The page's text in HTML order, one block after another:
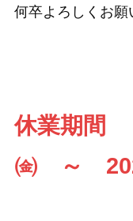
何卒よろしくお願
休業期間
㈮ ～